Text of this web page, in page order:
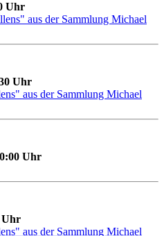
Uhr
aus der Sammlung Michael
Uhr
aus der Sammlung Michael
Uhr
Uhr
aus der Sammlung Michael